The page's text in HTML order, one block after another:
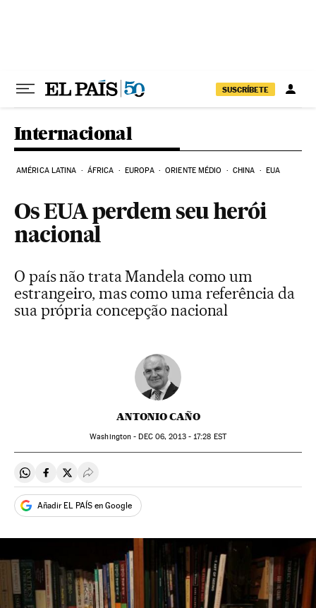
SUSCRÍBETE
Internacional
AMÉRICA LATINA ÁFRICA EUROPA ORIENTE MÉDIO CHINA EUA
Os EUA perdem seu herói
nacional
O país não trata Mandela como um
estrangeiro, mas como uma referência da
sua própria concepção nacional
ANTONIO CAÑO
Washington -DEC06, 2013 - 17:28 EST
Compartir en Whatsapp
Compartir en Facebook
Compartir en Twitter
Desplegar Redes Sociales
Añadir EL PAÍS en Google